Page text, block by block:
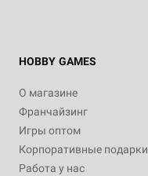
HOBBY GAMES
О магазине
Франчайзинг
Игры оптом
Корпоративные подарки
Работа у нас